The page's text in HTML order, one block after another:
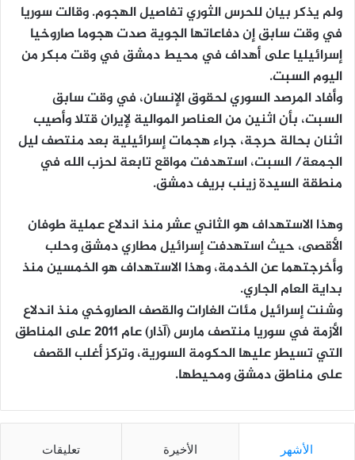
ولم يذكر بيان للحرس الثوري تفاصيل الهجوم. وقالت سوريا
في وقت سابق إن دفاعاتها الجوية صدت هجوما صاروخيا
إسرائيليا على أهداف في محيط دمشق في وقت مبكر من
اليوم السبت.
وأفاد المرصد السوري لحقوق الإنسان، في وقت سابق
السبت، بأن اثنين من العناصر الموالية لإيران قتلا وأصيب
اثنان بحالة حرجة، جراء هجمات إسرائيلية بعد منتصف ليل
الجمعة/ السبت، استهدفت مواقع تابعة لحزب الله في
منطقة السيدة زينب بريف دمشق.
وهذا الاستهداف هو الثاني عشر منذ اندلاع عملية طوفان
الأقصى، حيث استهدفت إسرائيل مطاري دمشق وحلب
وأخرجتهما عن الخدمة، وهذا الاستهداف هو الخمسين منذ
بداية العام الجاري.
وشنت إسرائيل مئات الغارات والقصف الصاروخي منذ اندلاع
الأزمة في سوريا منتصف مارس (آذار) عام 2011 على المناطق
التي تسيطر عليها الحكومة السورية، وتركز أغلب القصف
على مناطق دمشق ومحيطها.
الأشهر الأخيرة تعليقات